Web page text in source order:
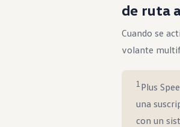
de ruta
Cuando se
volante
1 Plus
una
con un